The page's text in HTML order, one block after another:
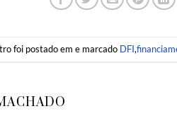
foi postado em e marcado DFI,